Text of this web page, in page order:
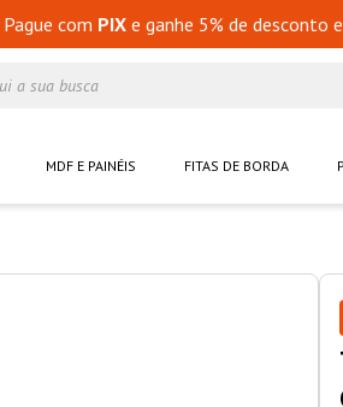
Pague com PIXe ganhe 5% de desconto
MDF E PAINÉIS FITAS DE BORDA